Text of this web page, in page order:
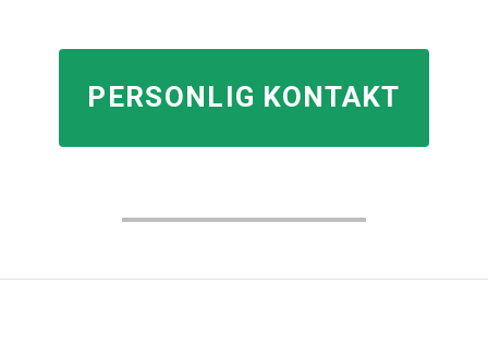
PERSONLIG KONTAKT